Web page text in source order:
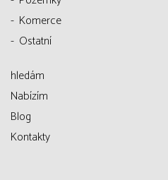
Komerce
Ostatní
hledám
Nabízím
Blog
Kontakty